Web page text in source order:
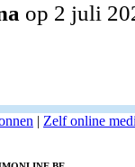
op 2 juli
| Zelf online